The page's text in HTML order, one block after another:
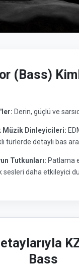
(Bass)
Derin, güçlü ve
Müzik Dinleyicileri:
türlerde detaylı bas
Tutkunları: Patlama
daha etkileyici
Bass